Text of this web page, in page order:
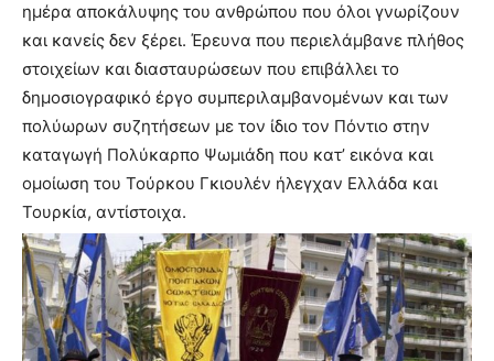
ημέρα αποκάλυψης του ανθρώπου που όλοι γνωρίζουν
και κανείς δεν ξέρει. Έρευνα που περιελάμβανε πλήθος
στοιχείων και διασταυρώσεων που επιβάλλει το
δημοσιογραφικό έργο συμπεριλαμβανομένων και των
πολύωρων συζητήσεων με τον ίδιο τον Πόντιο στην
καταγωγή Πολύκαρπο Ψωμιάδη που κατ’ εικόνα και
ομοίωση του Τούρκου Γκιουλέν ήλεγχαν Ελλάδα και
Τουρκία, αντίστοιχα.